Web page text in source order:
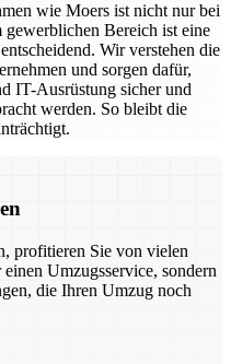
wie Moers ist nicht nur bei
Bereich ist eine
Wir verstehen die
und sorgen dafür,
IT-Ausrüstung sicher und
werden. So bleibt die
profitieren Sie von vielen
Umzugsservice, sondern
die Ihren Umzug noch